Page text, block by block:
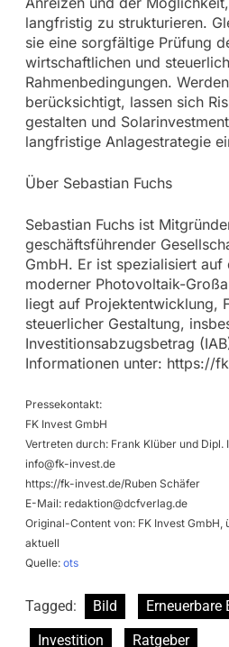
langfristig zu strukturieren.
sie eine sorgfältige Prüfung
wirtschaftlichen und
Rahmenbedingungen.
berücksichtigt, lassen sich
gestalten und
langfristige Anlagestrategie
Über Sebastian Fuchs
Sebastian Fuchs ist
geschäftsführender
GmbH. Er ist spezialisiert auf
moderner Photovoltaik-
liegt auf Projektentwicklung,
steuerlicher Gestaltung,
Investitionsabzugsbetrag
Informationen unter: https://
Pressekontakt:
FK Invest GmbH
Vertreten durch: Frank Klüber und Dipl.
info@fk-invest.de
https://fk-invest.de/Ruben Schäfer
E-Mail: redaktion@dcfverlag.de
Original-Content von: FK Invest
aktuell
Quelle: ots
Tagged: Bild
Erneuerbare
Investition
Ratgeber